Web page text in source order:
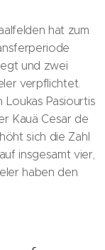
hat zum
und zwei
verpflichtet.
Loukas Pasiourtis
Kauä Cesar de
sich die Zahl
insgesamt vier,
haben den